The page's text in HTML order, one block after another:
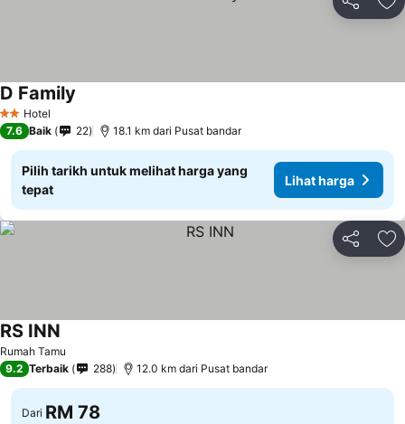
Kongsi
2 Bintang
Hotel
D Family
7.6 Baik 22 18.1 km dari Pusat bandar
Pilih tarikh untuk melihat harga yang
tepat
Lihat harga
Kongsi
Rumah Tamu
RS INN
9.2 Terbaik 288 12.0 km dari Pusat bandar
Dari RM 78